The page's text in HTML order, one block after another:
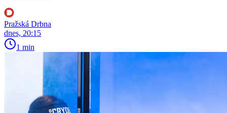
Pražská Drbna
dnes, 20:15
1 min